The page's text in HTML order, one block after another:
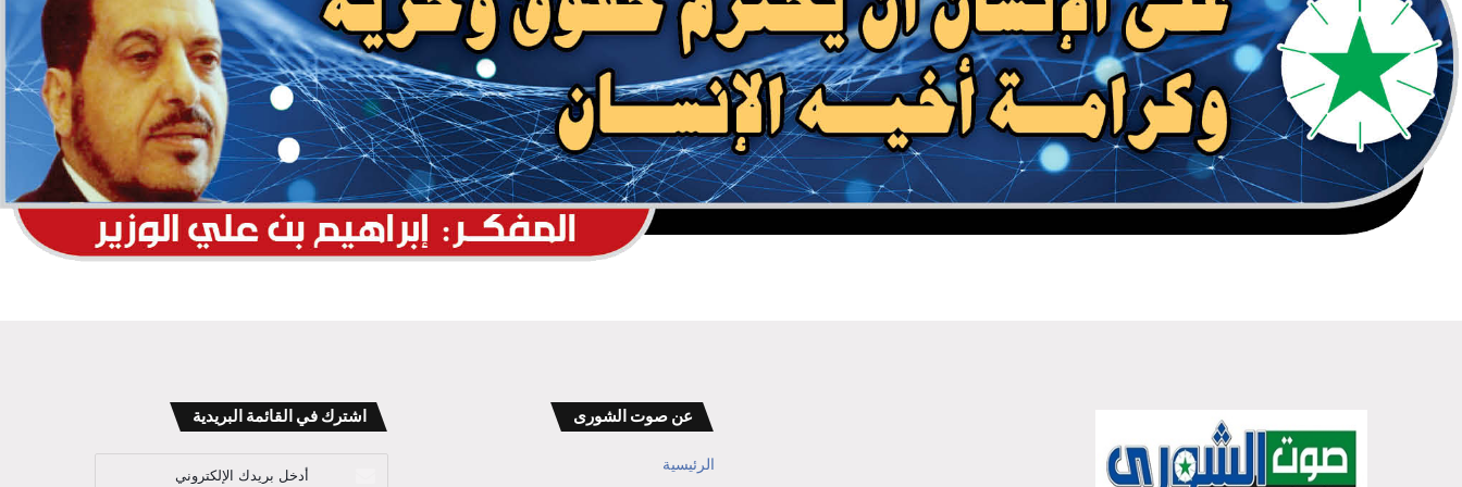
أضرار تفوق التصور تلحق بيمناء الحديدة جراء
العدوان السعودي
بين ضغوط واشنطن ورسائل صنعاء… الرياض
في اختبار الانصياع للحق اليمني أو تكلفة
التصعيد
عن صوت الشورى
الرئيسية
اشترك في القائمة البريدية